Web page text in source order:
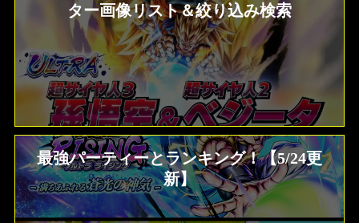
ター画像リスト＆絞り込み検索
最強パーティーとランキング！【5/24更
新】